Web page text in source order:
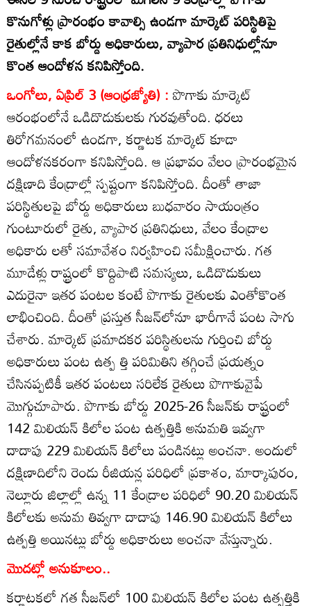
కొనుగోళ్లు ప్రారంభం కావాల్సి ఉండగా మార్కెట్‌ పరిస్థితిపై
రైతుల్లోనే కాక బోర్డు అధికారులు, వ్యాపార ప్రతినిధుల్లోనూ
కొంత ఆందోళన కనిపిస్తోంది.
ఒంగోలు, ఏప్రిల్‌ 3 (ఆంధ్రజ్యోతి) :పొగాకు మార్కెట్‌
ఆరంభంలోనే ఒడిదొడుకులకు గురవుతోంది. ధరలు
తిరోగమనంలో ఉండగా, కర్ణాటక మార్కెట్‌ కూడా
ఆందోళనకరంగా కనిపిస్తోంది. ఆ ప్రభావం వేలం ప్రారంభమైన
దక్షిణాది కేంద్రాల్లో స్పష్టంగా కనిపిస్తోంది. దీంతో తాజా
పరిస్థితులపై బోర్డు అధికారులు బుధవారం సాయంత్రం
గుంటూరులో రైతు, వ్యాపార ప్రతినిధులు, వేలం కేంద్రాల
అధికారు లతో సమావేశం నిర్వహించి సమీక్షించారు. గత
మూడేళ్లు రాష్ట్రంలో కొద్దిపాటి సమస్యలు, ఒడిదొడుకులు
ఎదురైనా ఇతర పంటల కంటే పొగాకు రైతులకు ఎంతోకొంత
లాభించింది. దీంతో ప్రస్తుత సీజన్‌లోనూ భారీగానే పంట సాగు
చేశారు. మార్కెట్‌ ప్రమాదకర పరిస్థితులను గుర్తించి బోర్డు
అధికారులు పంట ఉత్ప త్తి పరిమితిని తగ్గించే ప్రయత్నం
చేసినప్పటికీ ఇతర పంటలు సరిలేక రైతులు పొగాకువైపే
మొగ్గుచూపారు. పొగాకు బోర్డు 2025-26 సీజన్‌కు రాష్ట్రంలో
142 మిలియన్‌ కిలోల పంట ఉత్పత్తికి అనుమతి ఇవ్వగా
దాదాపు 229 మిలియన్‌ కిలోలు పండినట్లు అంచనా. అందులో
దక్షిణాదిలోని రెండు రీజియన్ల పరిధిలో ప్రకాశం, మార్కాపురం,
నెల్లూరు జిల్లాల్లో ఉన్న 11 కేంద్రాల పరిధిలో 90.20 మిలియన్‌
కిలోలకు అనుమ తివ్వగా దాదాపు 146.90 మిలియన్‌ కిలోలు
ఉత్పత్తి అయినట్లు బోర్డు అధికారులు అంచనా వేస్తున్నారు.
మొదట్లో అనుకూలం..
కర్ణాటకలో గత సీజన్‌లో 100 మిలియన్‌ కిలోల పంట ఉత్పత్తికి